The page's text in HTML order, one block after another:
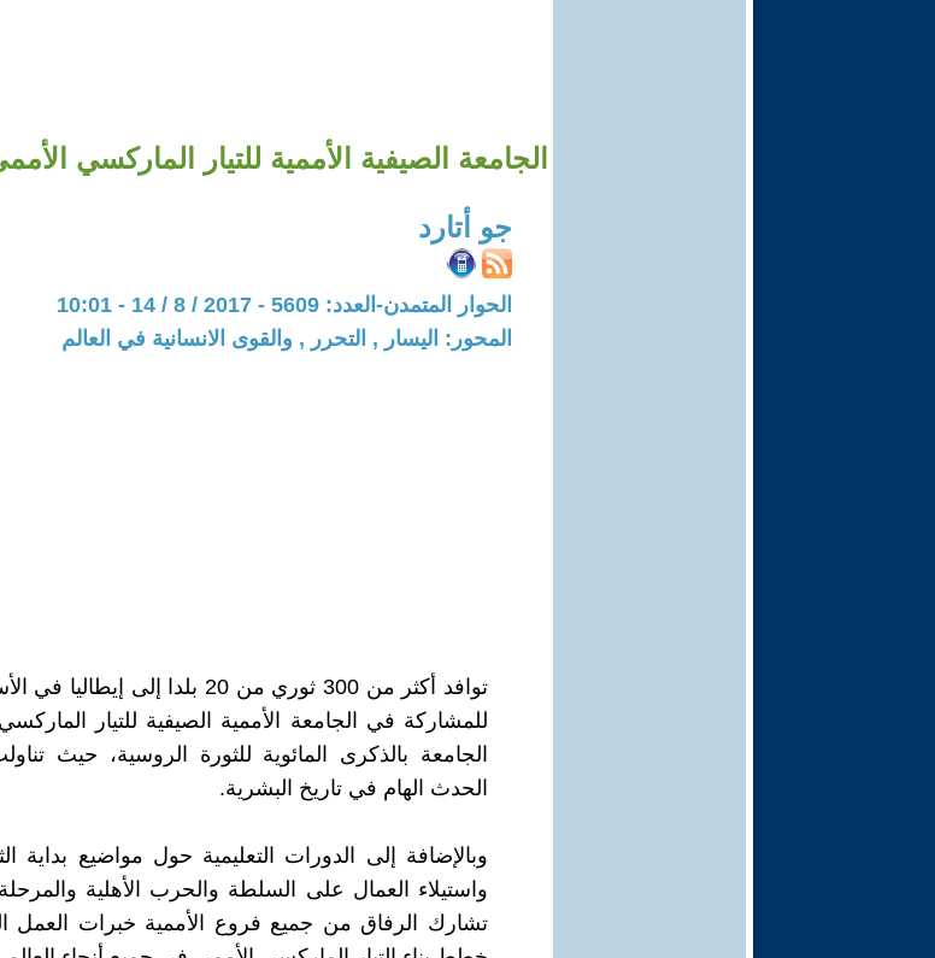
الجامعة الصيفية الأممية للتيار الماركسي
جو أتارد
الحوار المتمدن-العدد: 5609 - 2017 / 8 / 14 - 10:01
المحور: اليسار , التحرر , والقوى الانسانية في العالم
توافد أكثر من 300 ثوري من 20 بلدا
للمشاركة في الجامعة الأممية الصيفية للتيار
الجامعة بالذكرى المائوية للثورة الروسية، حيث
الحدث الهام في تاريخ البشرية.
وبالإضافة إلى الدورات التعليمية حول مواضيع بداية
واستيلاء العمال على السلطة والحرب الأهلية
تشارك الرفاق من جميع فروع الأممية خبرات العمل